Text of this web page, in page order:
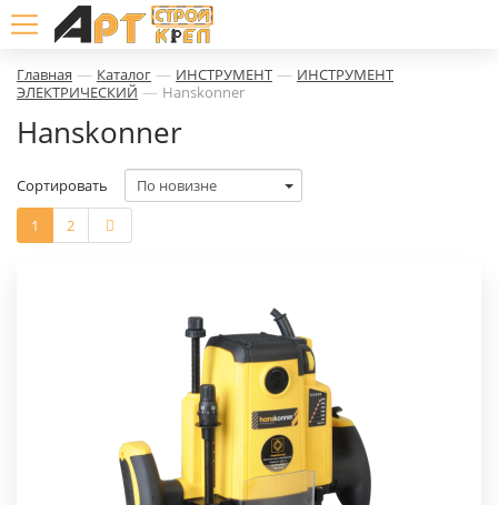
Главная — Каталог — ИНСТРУМЕНТ — ИНСТРУМЕНТ
ЭЛЕКТРИЧЕСКИЙ — Hanskonner
Hanskonner
1 2
Сортировать